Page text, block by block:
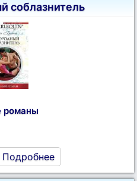
соблазнитель
романы
Подробнее